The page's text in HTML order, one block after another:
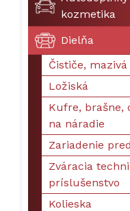
kozmetika
Dielňa
Čističe,
Ložiská
Kufre, brašne,
na náradie
Zariadenie
Zváracia
príslušenstvo
Kolieska